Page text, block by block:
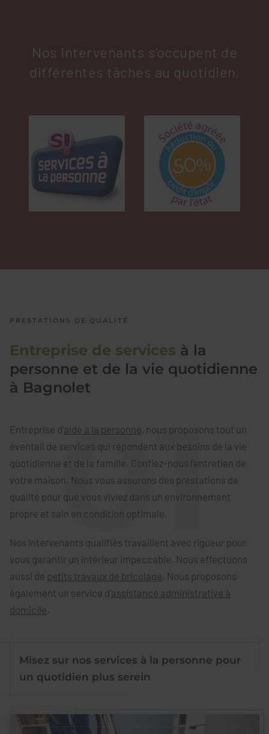
Nos intervenants s’occupent de
différentes tâches au quotidien.
PRESTATIONS DE QUALITÉ
Entreprise de services à la
personne et de la vie quotidienne
à Bagnolet
Entreprise d’aide à la personne, nous proposons tout un
éventail de services qui répondent aux besoins de la vie
quotidienne et de la famille. Confiez-nous l’entretien de
votre maison. Nous vous assurons des prestations de
qualité pour que vous viviez dans un environnement
propre et sain en condition optimale.
Nos intervenants qualifiés travaillent avec rigueur pour
vous garantir un intérieur impeccable. Nous effectuons
aussi de petits travaux de bricolage. Nous proposons
également un service d’assistance administrative à
domicile.
Misez sur nos services à la personne pour
un quotidien plus serein